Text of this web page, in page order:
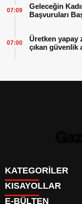
Geleceğin
Başvuruları
07:09
Üretken yapay
çıkan güvenlik
07:00
KATEGORİLER
GÜNDEM
KISAYOLLAR
E-BÜLTEN